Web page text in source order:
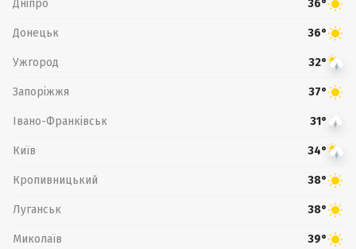
Дніпро 36°
Донецьк 36°
Ужгород 32°
Запоріжжя 37°
Івано-Франківськ 31°
Київ 34°
Кропивницький 38°
Луганськ 38°
Миколаїв 39°